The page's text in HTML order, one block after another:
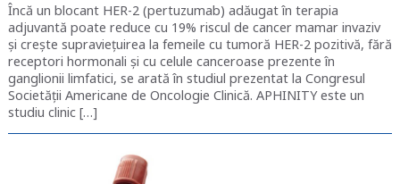
Încă un blocant HER-2 (pertuzumab) adăugat în terapia
adjuvantă poate reduce cu 19% riscul de cancer mamar invaziv
și crește supraviețuirea la femeile cu tumoră HER-2 pozitivă, fără
receptori hormonali și cu celule canceroase prezente în
ganglionii limfatici, se arată în studiul prezentat la Congresul
Societății Americane de Oncologie Clinică. APHINITY este un
studiu clinic […]